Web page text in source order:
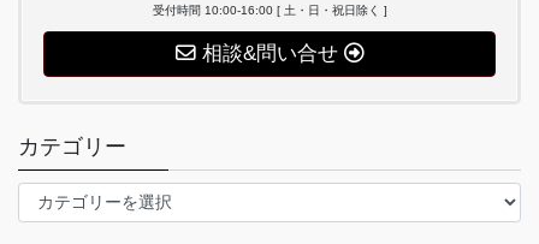
受付時間 10:00-16:00 [ 土・日・祝日除く ]
相談&問い合せ
カテゴリー
テ